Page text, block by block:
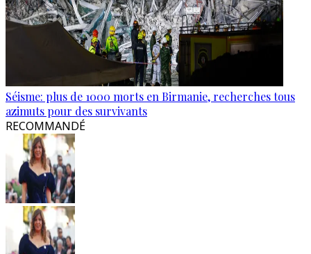
Séisme: plus de 1000 morts en Birmanie, recherches tous
azimuts pour des survivants
RECOMMANDÉ